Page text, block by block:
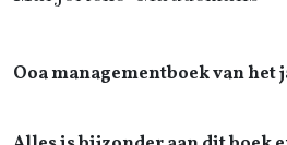
Ooa managementboek van het